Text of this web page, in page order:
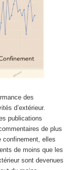
des
d’extérieur.
publications
de plus
confinement, elles
de moins que les
sont devenues